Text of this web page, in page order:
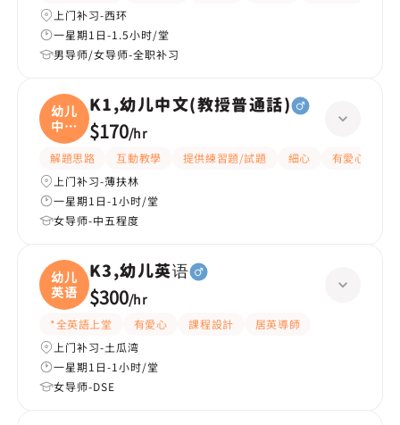
上门补习-西环
一星期1日-1.5小时/堂
男导师/女导师-全职补习
幼儿
中文
(
K1,幼儿中文(教授普通話)
$170/hr
解題思路 互動教學 提供練習題/試題 細心 有愛心
上门补习-薄扶林
一星期1日-1小时/堂
女导师-中五程度
幼儿
英语
K3,幼儿英语
$300/hr
*全英語上堂 有愛心 課程設計
居英導師
上门补习-土瓜湾
一星期1日-1小时/堂
女导师-DSE